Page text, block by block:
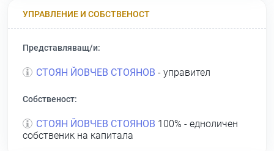
УПРАВЛЕНИЕ И СОБСТВЕНОСТ
Представляващ/и:
СТОЯН ЙОВЧЕВ СТОЯНОВ - управител
Собственост:
СТОЯН ЙОВЧЕВ СТОЯНОВ 100% - едноличен
собственик на капитала